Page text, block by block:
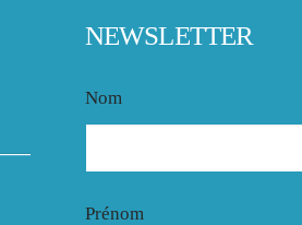
NEWSLETTER
Nom
Prénom